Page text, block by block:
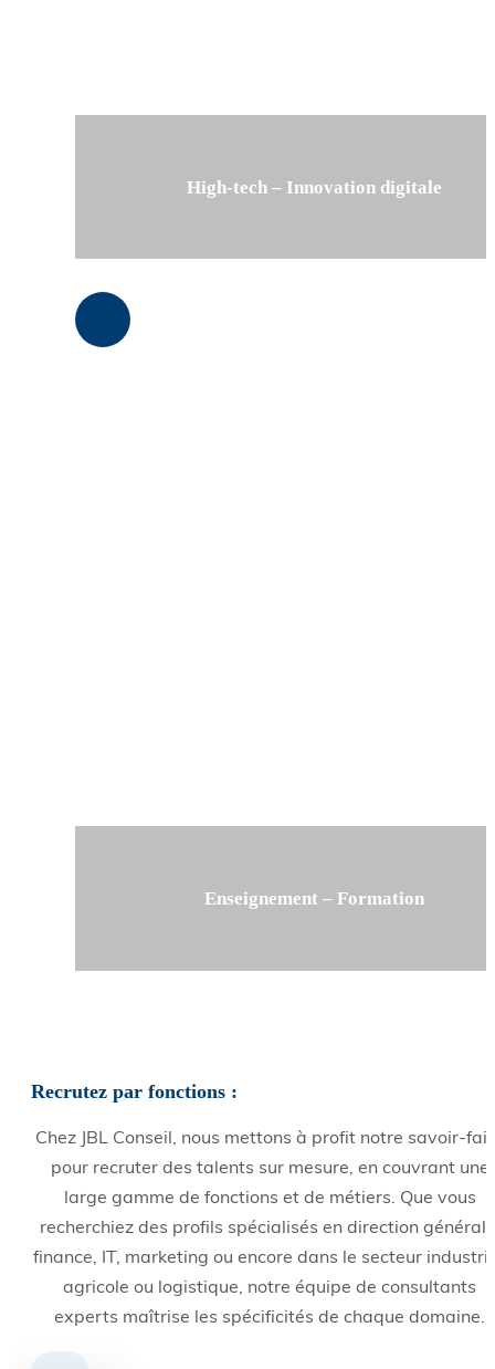
High-tech – Innovation digitale
Enseignement – Formation
Recrutez par fonctions :
Chez JBL Conseil, nous mettons à profit notre savoir-
pour recruter des talents sur mesure, en couvrant une
large gamme de fonctions et de métiers. Que vous
recherchiez des profils spécialisés en direction
finance, IT, marketing ou encore dans le secteur
agricole ou logistique, notre équipe de consultants
experts maîtrise les spécificités de chaque domaine.